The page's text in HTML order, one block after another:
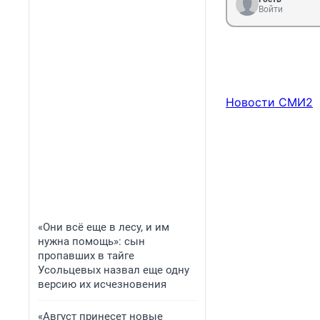
«Они всё еще в лесу, и им
нужна помощь»: сын
пропавших в тайге
Усольцевых назвал еще одну
версию их исчезновения
«Август принесет новые
Войти
Новости СМИ2